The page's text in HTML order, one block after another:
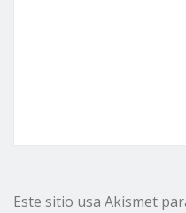
Este sitio usa Akismet